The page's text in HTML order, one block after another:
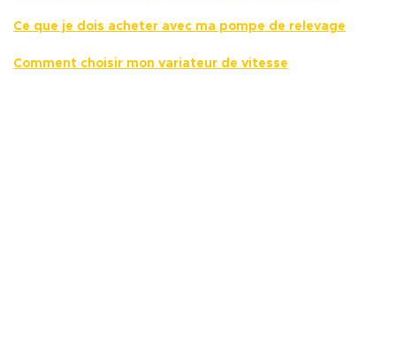
Ce que je dois acheter avec ma pompe de relevage
Comment choisir mon variateur de vitesse